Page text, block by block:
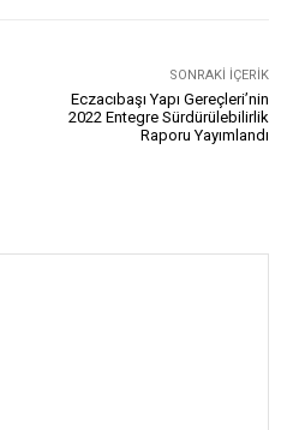
SONRAKI İÇERIK
Eczacıbaşı Yapı Gereçleri’nin
2022 Entegre Sürdürülebilirlik
Raporu Yayımlandı